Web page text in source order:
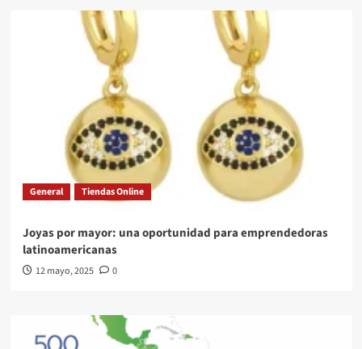
General Tiendas Online
Joyas por mayor: una oportunidad para emprendedoras
latinoamericanas
12 mayo, 2025 0